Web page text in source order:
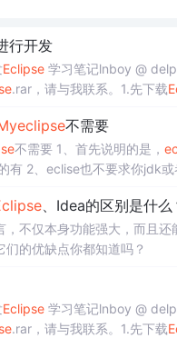
行开发
Eclipse学习笔记lnboy @
.rar，请与我联系。1.先下载
eclipse不需要
不需要 1、首先说明的是，
有 2、eclise也不要求你jdk
、Idea的区别是什么
不仅本身功能强大，而且
的优缺点你都知道吗？
Eclipse学习笔记lnboy @
.rar，请与我联系。1.先下载